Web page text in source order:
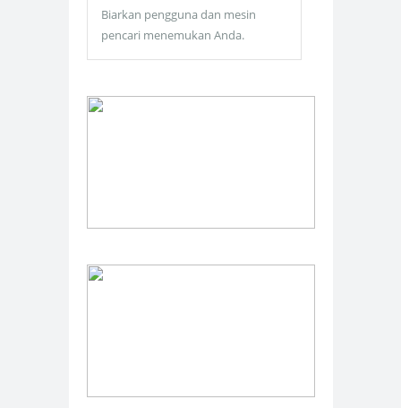
Biarkan pengguna dan mesin
pencari menemukan Anda.